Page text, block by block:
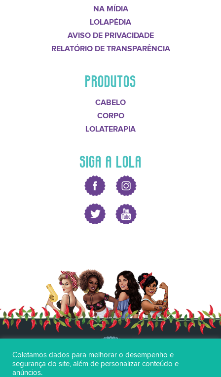
NA MÍDIA
LOLAPÉDIA
AVISO DE PRIVACIDADE
RELATÓRIO DE TRANSPARÊNCIA
PRODUTOS
CABELO
CORPO
LOLATERAPIA
SIGA A LOLA
Coletamos dados para melhorar o desempenho e
segurança do site, além de personalizar conteúdo e
anúncios.